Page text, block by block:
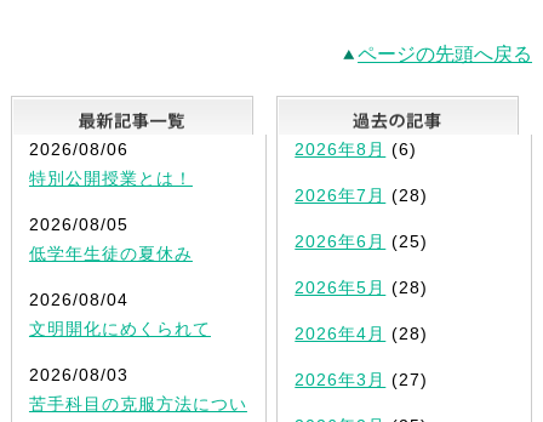
ページの先頭へ戻る
最新記事一覧
2026/08/06
特別公開授業とは！
2026/08/05
低学年生徒の夏休み
2026/08/04
文明開化にめくられて
2026/08/03
苦手科目の克服方法につい
2026年8月 (6)
2026年7月 (28)
2026年6月 (25)
2026年5月 (28)
2026年4月 (28)
2026年3月 (27)